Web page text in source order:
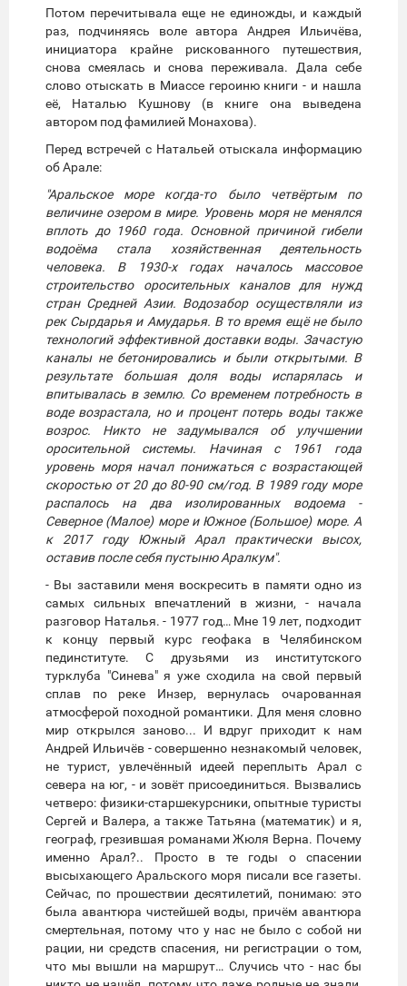
Потом перечитывала еще не единожды, и каждый
раз, подчиняясь воле автора Андрея Ильичёва,
инициатора крайне рискованного путешествия,
снова смеялась и снова переживала. Дала себе
слово отыскать в Миассе героиню книги - и нашла
её, Наталью Кушнову (в книге она выведена
автором под фамилией Монахова).
Перед встречей с Натальей отыскала информацию
об Арале:
"Аральское море когда-то было четвёртым по
величине озером в мире. Уровень моря не менялся
вплоть до 1960 года. Основной причиной гибели
водоёма стала хозяйственная деятельность
человека. В 1930-х годах началось массовое
строительство оросительных каналов для нужд
стран Средней Азии. Водозабор осуществляли из
рек Сырдарья и Амударья. В то время ещё не было
технологий эффективной доставки воды. Зачастую
каналы не бетонировались и были открытыми. В
результате большая доля воды испарялась и
впитывалась в землю. Со временем потребность в
воде возрастала, но и процент потерь воды также
возрос. Никто не задумывался об улучшении
оросительной системы. Начиная с 1961 года
уровень моря начал понижаться с возрастающей
скоростью от 20 до 80-90 см/год. В 1989 году море
распалось на два изолированных водоема -
Северное (Малое) море и Южное (Большое) море. А
к 2017 году Южный Арал практически высох,
оставив после себя пустыню Аралкум".
- Вы заставили меня воскресить в памяти одно из
самых сильных впечатлений в жизни, - начала
разговор Наталья. - 1977 год… Мне 19 лет, подходит
к концу первый курс геофака в Челябинском
пединституте. С друзьями из институтского
турклуба "Синева" я уже сходила на свой первый
сплав по реке Инзер, вернулась очарованная
атмосферой походной романтики. Для меня словно
мир открылся заново... И вдруг приходит к нам
Андрей Ильичёв - совершенно незнакомый человек,
не турист, увлечённый идеей переплыть Арал с
севера на юг, - и зовёт присоединиться. Вызвались
четверо: физики-старшекурсники, опытные туристы
Сергей и Валера, а также Татьяна (математик) и я,
географ, грезившая романами Жюля Верна. Почему
именно Арал?.. Просто в те годы о спасении
высыхающего Аральского моря писали все газеты.
Сейчас, по прошествии десятилетий, понимаю: это
была авантюра чистейшей воды, причём авантюра
смертельная, потому что у нас не было с собой ни
рации, ни средств спасения, ни регистрации о том,
что мы вышли на маршрут… Случись что - нас бы